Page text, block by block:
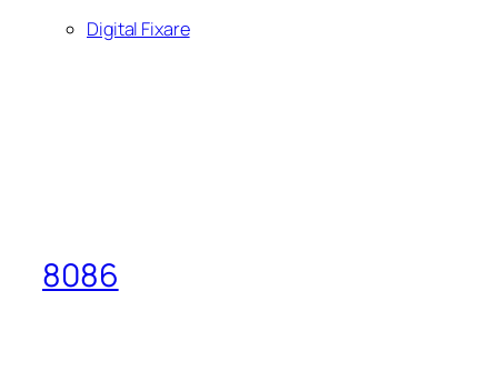
Digital Fixare
8086